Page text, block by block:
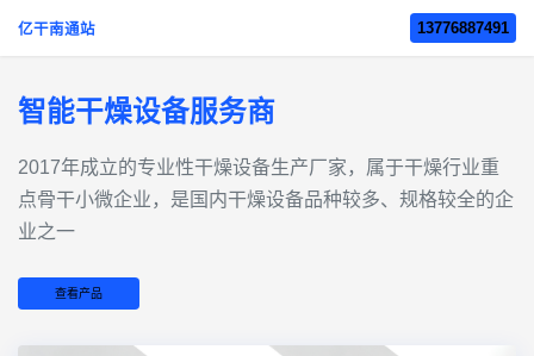
亿干南通站 13776887491
智能干燥设备服务商
2017年成立的‌专业性干燥设备生产厂家‌，属于干燥行业重
点骨干小微企业，是国内干燥设备品种较多、规格较全的企
业之一
查看产品